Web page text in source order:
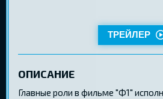
ТРЕЙЛЕР
ОПИСАНИЕ
Главные роли в фильме "Ф1"